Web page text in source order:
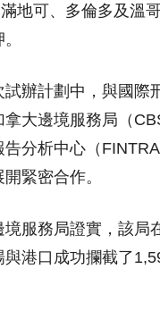
地可、多倫多及溫
試辦計劃中，與國際
大邊境服務局（
分析中心（
緊密合作。
服務局證實，該局
與港口成功攔截了